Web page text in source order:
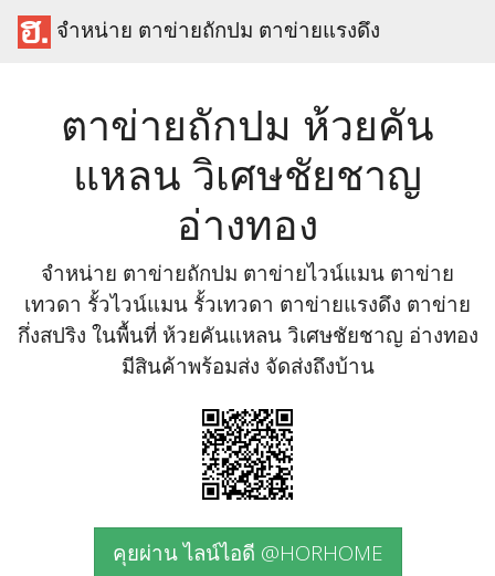
จำหน่าย ตาข่ายถักปม ตาข่ายแรงดึง
ตาข่ายถักปม ห้วยคัน
แหลน วิเศษชัยชาญ
อ่างทอง
จำหน่าย ตาข่ายถักปม ตาข่ายไวน์แมน ตาข่าย
เทวดา รั้วไวน์แมน รั้วเทวดา ตาข่ายแรงดึง ตาข่าย
กึ่งสปริง ในพื้นที่ ห้วยคันแหลน วิเศษชัยชาญ อ่างทอง
มีสินค้าพร้อมส่ง จัดส่งถึงบ้าน
คุยผ่าน ไลน์ไอดี @HORHOME